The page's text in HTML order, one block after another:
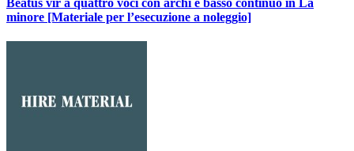
Beatus vir a quattro voci con archi e basso continuo in La
minore [Materiale per l’esecuzione a noleggio]